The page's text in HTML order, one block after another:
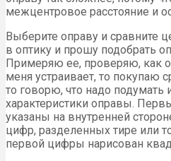
межцентровое расстояние и
Выберите оправу и сравните
в оптику и прошу подобрать
Примеряю ее, проверяю, как
меня устраивает, то покупаю
то говорю, что надо подумать
характеристики оправы.
указаны на внутренней
цифр, разделенных тире или
первой цифры нарисован